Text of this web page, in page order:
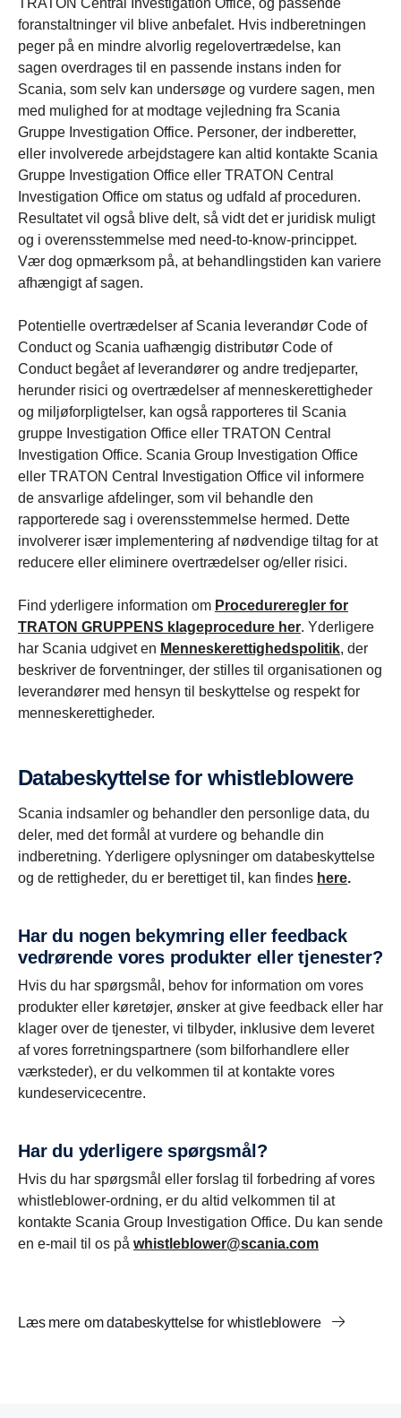
TRATON Central Investigation Office, og passende
foranstaltninger vil blive anbefalet. Hvis indberetningen
peger på en mindre alvorlig regelovertrædelse, kan
sagen overdrages til en passende instans inden for
Scania, som selv kan undersøge og vurdere sagen, men
med mulighed for at modtage vejledning fra Scania
Gruppe Investigation Office. Personer, der indberetter,
eller involverede arbejdstagere kan altid kontakte Scania
Gruppe Investigation Office eller TRATON Central
Investigation Office om status og udfald af proceduren.
Resultatet vil også blive delt, så vidt det er juridisk muligt
og i overensstemmelse med need-to-know-princippet.
Vær dog opmærksom på, at behandlingstiden kan variere
afhængigt af sagen.
Potentielle overtrædelser af Scania leverandør Code of
Conduct og Scania uafhængig distributør Code of
Conduct begået af leverandører og andre tredjeparter,
herunder risici og overtrædelser af menneskerettigheder
og miljøforpligtelser, kan også rapporteres til Scania
gruppe Investigation Office eller TRATON Central
Investigation Office. Scania Group Investigation Office
eller TRATON Central Investigation Office vil informere
de ansvarlige afdelinger, som vil behandle den
rapporterede sag i overensstemmelse hermed. Dette
involverer især implementering af nødvendige tiltag for at
reducere eller eliminere overtrædelser og/eller risici.
Find yderligere information om Procedureregler for
TRATON GRUPPENS klageprocedure her. Yderligere
har Scania udgivet en Menneskerettighedspolitik, der
beskriver de forventninger, der stilles til organisationen og
leverandører med hensyn til beskyttelse og respekt for
menneskerettigheder.
Databeskyttelse for whistleblowere
Scania indsamler og behandler den personlige data, du
deler, med det formål at vurdere og behandle din
indberetning. Yderligere oplysninger om databeskyttelse
og de rettigheder, du er berettiget til, kan findes here.
Har du nogen bekymring eller feedback
vedrørende vores produkter eller tjenester?
Hvis du har spørgsmål, behov for information om vores
produkter eller køretøjer, ønsker at give feedback eller har
klager over de tjenester, vi tilbyder, inklusive dem leveret
af vores forretningspartnere (som bilforhandlere eller
værksteder), er du velkommen til at kontakte vores
kundeservicecentre.
Har du yderligere spørgsmål?
Hvis du har spørgsmål eller forslag til forbedring af vores
whistleblower-ordning, er du altid velkommen til at
kontakte Scania Group Investigation Office. Du kan sende
en e-mail til os på whistleblower@scania.com
Læs mere om databeskyttelse for whistleblowere